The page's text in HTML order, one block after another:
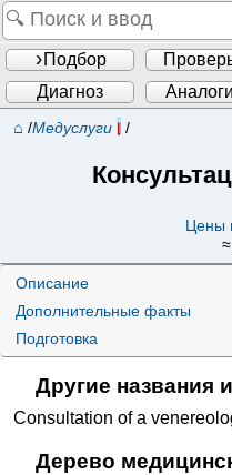
Подбор
Диагноз
Аналоги
⌂ /Медуслуги /
Цены
Описание
Дополнительные факты
Подготовка
Другие названия
Consultation of a
Дерево